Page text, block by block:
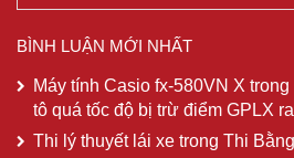
BÌNH LUẬN MỚI NHẤT
Máy tính Casio fx-580VN X trong
tô quá tốc độ bị trừ điểm GPLX
Thi lý thuyết lái xe trong Thi